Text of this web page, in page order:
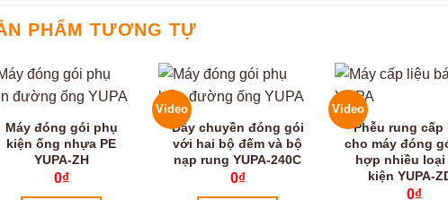
PHẨM TƯƠNG TỰ
Máy đóng gói phụ
kiện ống nhựa PE
YUPA-ZH
0₫
Video
Dây chuyền đóng gói
với hai bộ đếm và bộ
nạp rung YUPA-240C
0₫
Video
Phễu rung cấp
cho máy đóng
hợp nhiều loại
kiện YUPA-
0₫